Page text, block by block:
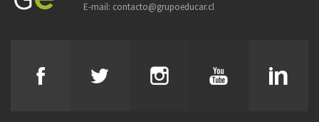
E-mail: contacto@grupoeducar.cl